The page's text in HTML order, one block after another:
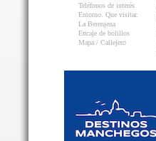
Teléfonos de interés
Entorno. Que visitar.
La Berenjena
Encaje de bolillos
Mapa / Callejero